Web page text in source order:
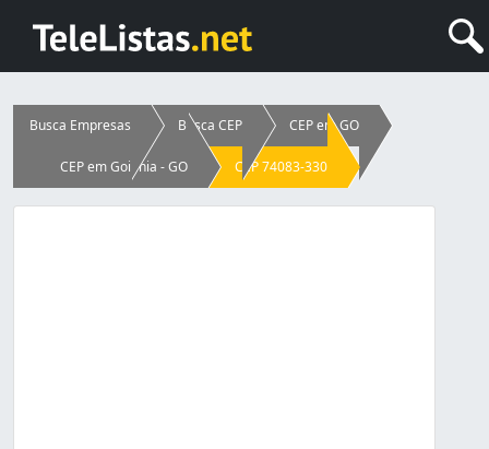
Busca Empresas Busca CEP CEP em GO
CEP em Goiânia - GO CEP 74083-330